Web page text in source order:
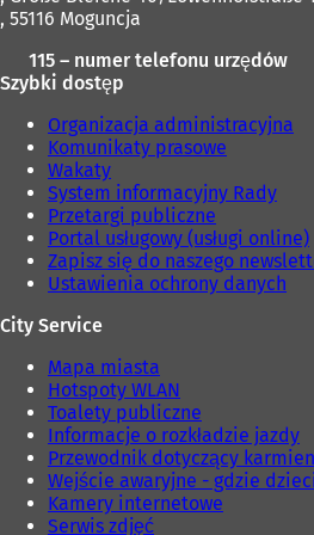
, 55116 Moguncja
115 – numer telefonu urzędów
Szybki dostęp
Organizacja administracyjna
Komunikaty prasowe
Wakaty
System informacyjny Rady
Przetargi publiczne
Portal usługowy (usługi online)
Zapisz się do naszego
Ustawienia ochrony danych
City Service
Mapa miasta
Hotspoty WLAN
Toalety publiczne
Informacje o rozkładzie jazdy
Przewodnik dotyczący
Wejście awaryjne - gdzie
Kamery internetowe
Serwis zdjęć